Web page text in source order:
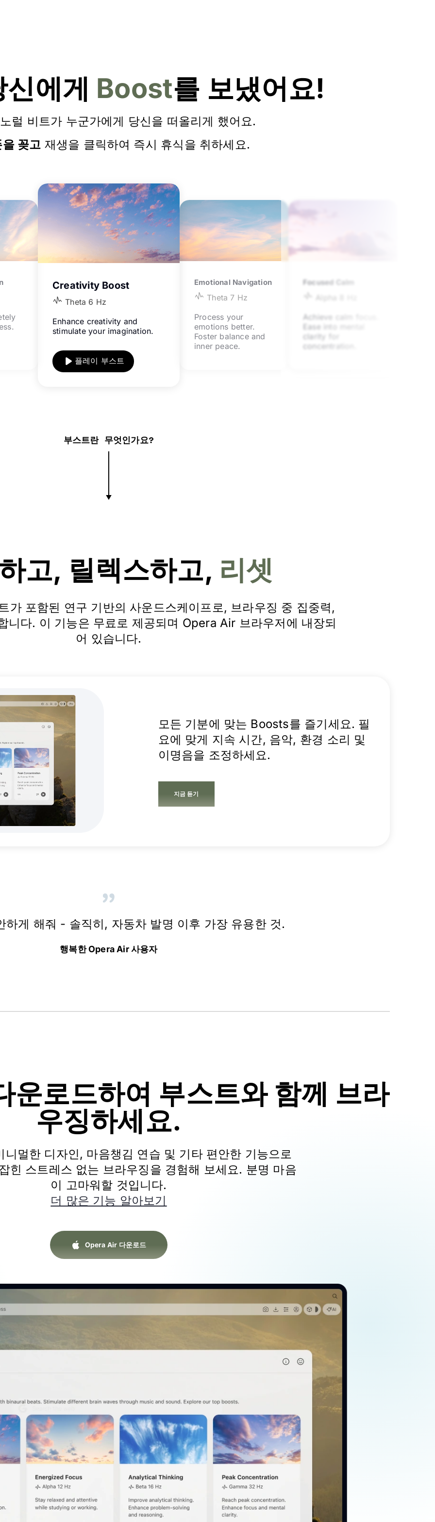
에게 Boost를 보냈어요!
럴 비트가 누군가에게 당신을 떠올리게 했어요.
꽂고 재생을 클릭하여 즉시 휴식을 취하세요.
Creativity Boost
Theta 6 Hz
Enhance creativity and
stimulate your imagination.
플레이 부스트
Emotional Navigation
Theta 7 Hz
Process your
emotions better.
Foster balance and
inner peace.
Focused Calm
Achieve calm focus.
Ease into mental
clarity for
concentration.
부스트란 무엇인가요?
고, 릴렉스하고, 리셋
가 포함된 연구 기반의 사운드스케이프로, 브라우징 중 집중력,
니다. 이 기능은 무료로 제공되며 Opera Air 브라우저에 내장되
어 있습니다.
모든 기분에 맞는 Boosts를 즐기세요. 필
요에 맞게 지속 시간, 음악, 환경 소리 및
이명음을 조정하세요.
지금 듣기
하게 해줘 - 솔직히, 자동차 발명 이후 가장 유용한 것.
행복한 Opera Air 사용자
운로드하여 부스트와 함께 브라
우징하세요.
멀한 디자인, 마음챙김 연습 및 기타 편안한 기능으로
힌 스트레스 없는 브라우징을 경험해 보세요. 분명 마음
이 고마워할 것입니다.
더 많은 기능 알아보기
Opera Air 다운로드